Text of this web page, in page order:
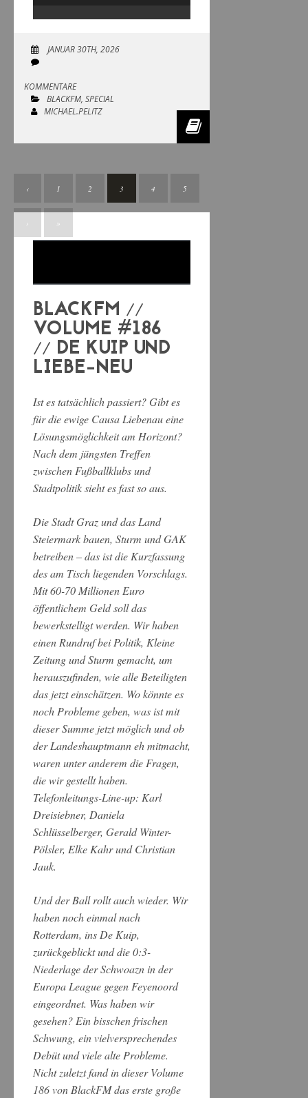
JANUAR 30TH, 2026
KOMMENTARE
BLACKFM, SPECIAL
MICHAEL.PELITZ
‹ 1 2 3 4 5
› »
BLACKFM //
VOLUME #186
// DE KUIP UND
LIEBE-NEU
Ist es tatsächlich passiert? Gibt es
für die ewige Causa Liebenau eine
Lösungsmöglichkeit am Horizont?
Nach dem jüngsten Treffen
zwischen Fußballklubs und
Stadtpolitik sieht es fast so aus.
Die Stadt Graz und das Land
Steiermark bauen, Sturm und GAK
betreiben – das ist die Kurzfassung
des am Tisch liegenden Vorschlags.
Mit 60-70 Millionen Euro
öffentlichem Geld soll das
bewerkstelligt werden. Wir haben
einen Rundruf bei Politik, Kleine
Zeitung und Sturm gemacht, um
herauszufinden, wie alle Beteiligten
das jetzt einschätzen. Wo könnte es
noch Probleme geben, was ist mit
dieser Summe jetzt möglich und ob
der Landeshauptmann eh mitmacht,
waren unter anderem die Fragen,
die wir gestellt haben.
Telefonleitungs-Line-up: Karl
Dreisiebner, Daniela
Schlüsselberger, Gerald Winter-
Pölsler, Elke Kahr und Christian
Jauk.
Und der Ball rollt auch wieder. Wir
haben noch einmal nach
Rotterdam, ins De Kuip,
zurückgeblickt und die 0:3-
Niederlage der Schwoazn in der
Europa League gegen Feyenoord
eingeordnet. Was haben wir
gesehen? Ein bisschen frischen
Schwung, ein vielversprechendes
Debüt und viele alte Probleme.
Nicht zuletzt fand in dieser Volume
186 von BlackFM das erste große